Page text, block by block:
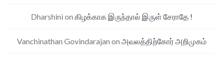
Dharshini on கிழக்காக இருந்தால் இருள் சேராதே !
Vanchinathan Govindarajan on அவலத்திற்கோர் அறிமுகம்